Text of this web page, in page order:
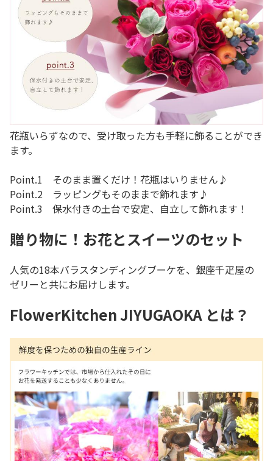
花瓶いらずなので、受け取った方も手軽に飾ることができ
ます。
Point.1 そのまま置くだけ！花瓶はいりません♪
Point.2 ラッピングもそのままで飾れます♪
Point.3 保水付きの土台で安定、自立して飾れます！
贈り物に！お花とスイーツのセット
人気の18本バラスタンディングブーケを、銀座千疋屋の
ゼリーと共にお届けします。
FlowerKitchen JIYUGAOKA とは？